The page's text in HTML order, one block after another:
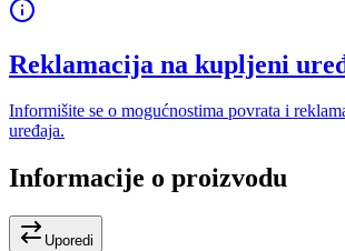
Reklamacija na kupljeni
Informišite se o mogućnostima povrata i
uređaja.
Informacije o proizvodu
Uporedi